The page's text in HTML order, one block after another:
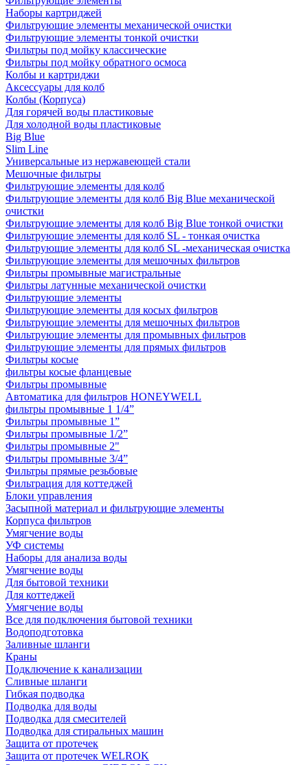
Наборы картриджей
Фильтрующие элементы механической очистки
Фильтрующие элементы тонкой очистки
Фильтры под мойку классические
Фильтры под мойку обратного осмоса
Колбы и картриджи
Аксессуары для колб
Колбы (Корпуса)
Для горячей воды пластиковые
Для холодной воды пластиковые
Big Blue
Slim Line
Универсальные из нержавеющей стали
Мешочные фильтры
Фильтрующие элементы для колб
Фильтрующие элементы для колб Big Blue механической
очистки
Фильтрующие элементы для колб Big Blue тонкой очистки
Фильтрующие элементы для колб SL - тонкая очистка
Фильтрующие элементы для колб SL -механическая очистка
Фильтрующие элементы для мешочных фильтров
Фильтры промывные магистральные
Фильтры латунные механической очистки
Фильтрующие элементы
Фильтрующие элементы для косых фильтров
Фильтрующие элементы для мешочных фильтров
Фильтрующие элементы для промывных фильтров
Фильтрующие элементы для прямых фильтров
Фильтры косые
фильтры косые фланцевые
Фильтры промывные
Автоматика для фильтров HONEYWELL
фильтры промывные 1 1/4”
Фильтры промывные 1”
Фильтры промывные 1/2”
Фильтры промывные 2"
Фильтры промывные 3/4”
Фильтры прямые резьбовые
Фильтрация для коттеджей
Блоки управления
Засыпной материал и фильтрующие элементы
Корпуса фильтров
Умягчение воды
УФ системы
Наборы для анализа воды
Умягчение воды
Для бытовой техники
Для коттеджей
Умягчение воды
Все для подключения бытовой техники
Водоподготовка
Заливные шланги
Краны
Подключение к канализации
Сливные шланги
Гибкая подводка
Подводка для воды
Подводка для смесителей
Подводка для стиральных машин
Защита от протечек
Защита от протечек WELROK